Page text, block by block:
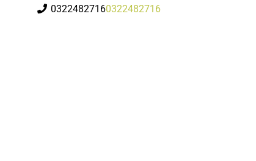
03224827160322482716